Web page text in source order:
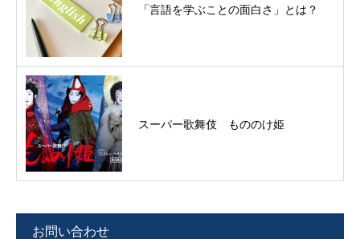
「言語を学ぶことの面白さ」とは？
スーパー歌舞伎 もののけ姫
お問い合わせ